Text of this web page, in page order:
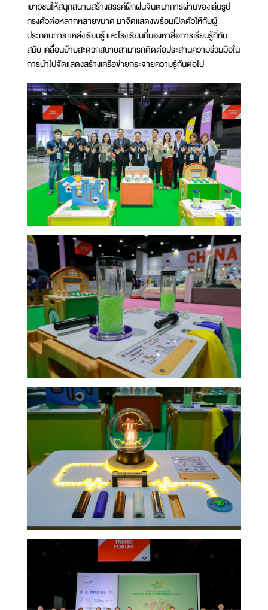
เยาวชนให้สนุกสนานสร้างสรรค์ฝึกฝนจินตนาการผ่านของเล่นรูป
ทรงตัวต่อหลากหลายขนาด มาจัดแสดงพร้อมเปิดตัวให้กับผู้
ประกอบการ แหล่งเรียนรู้ และโรงเรียนที่มองหาสื่อการเรียนรู้ที่ทัน
สมัย เคลื่อนย้ายสะดวกสบายสามารถติดต่อประสานความร่วมมือใน
การนำไปจัดแสดงสร้างเครือข่ายกระจายความรู้กันต่อไป